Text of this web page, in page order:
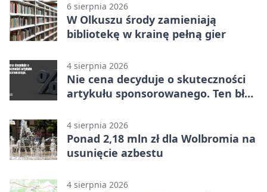
6 sierpnia 2026
W Olkuszu środy zamieniają
bibliotekę w krainę pełną gier
4 sierpnia 2026
Nie cena decyduje o skuteczności
artykułu sponsorowanego. Ten błąd
4 sierpnia 2026
Ponad 2,18 mln zł dla Wolbromia na
usunięcie azbestu
4 sierpnia 2026